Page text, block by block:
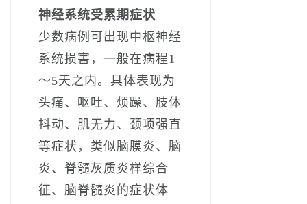
神经系统受累期症状
少数病例可出现中枢神经
系统损害，一般在病程1
～5天之内。具体表现为
头痛、呕吐、烦躁、肢体
抖动、肌无力、颈项强直
等症状，类似脑膜炎、脑
炎、脊髓灰质炎样综合
征、脑脊髓炎的症状体